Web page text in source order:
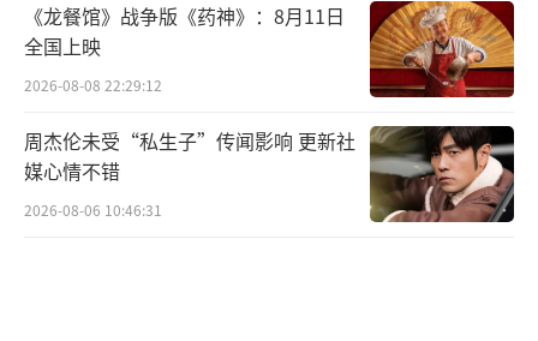
《龙餐馆》战争版《药神》：8月11日
全国上映
2026-08-08 22:29:12
周杰伦未受“私生子”传闻影响 更新社
媒心情不错
2026-08-06 10:46:31